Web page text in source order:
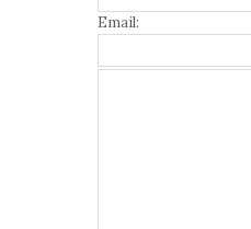
Email: